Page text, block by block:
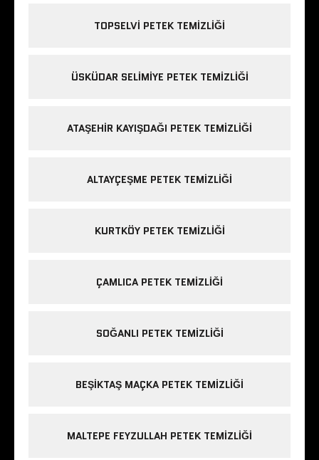
TOPSELVI PETEK TEMIZLIĞI
ÜSKÜDAR SELIMIYE PETEK TEMIZLIĞI
ATAŞEHIR KAYIŞDAĞI PETEK TEMIZLIĞI
ALTAYÇEŞME PETEK TEMIZLIĞI
KURTKÖY PETEK TEMIZLIĞI
ÇAMLICA PETEK TEMIZLIĞI
SOĞANLI PETEK TEMIZLIĞI
BEŞIKTAŞ MAÇKA PETEK TEMIZLIĞI
MALTEPE FEYZULLAH PETEK TEMIZLIĞI